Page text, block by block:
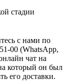
стадии
с нами по
00 (WhatsApp,
чат на
который он был
его доставки.